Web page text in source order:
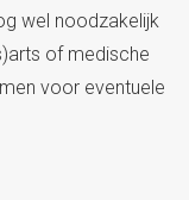
wel noodzakelijk
of medische
voor eventuele